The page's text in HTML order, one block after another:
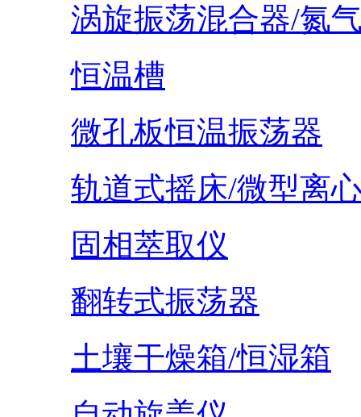
涡旋振荡混合器/氮
恒温槽
微孔板恒温振荡器
轨道式摇床/微型离
固相萃取仪
翻转式振荡器
土壤干燥箱/恒湿箱